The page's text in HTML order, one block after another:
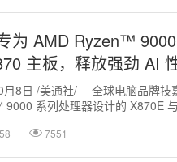
为 AMD Ryzen™
主板，释放强劲 AI
8日 /美通社/ -- 全球电脑品牌技
系列处理器设计的 X870E
7551